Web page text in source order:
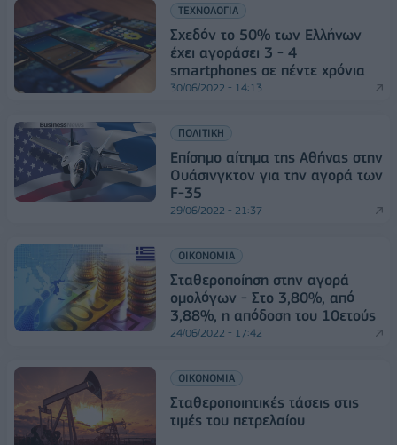
ΤΕΧΝΟΛΟΓΙΑ
Σχεδόν το 50% των Ελλήνων
έχει αγοράσει 3 - 4
smartphones σε πέντε χρόνια
30/06/2022 - 14:13
ΠΟΛΙΤΙΚΗ
Επίσημο αίτημα της Αθήνας στην
Ουάσινγκτον για την αγορά των
F-35
29/06/2022 - 21:37
ΟΙΚΟΝΟΜΙΑ
Σταθεροποίηση στην αγορά
ομολόγων - Στο 3,80%, από
3,88%, η απόδοση του 10ετούς
24/06/2022 - 17:42
ΟΙΚΟΝΟΜΙΑ
Σταθεροποιητικές τάσεις στις
τιμές του πετρελαίου